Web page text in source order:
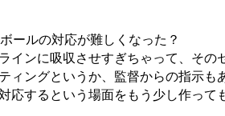
ールの対応が難しくなった？
インに吸収させすぎちゃって、そ
ィングというか、監督からの指示
応するという場面をもう少し作って